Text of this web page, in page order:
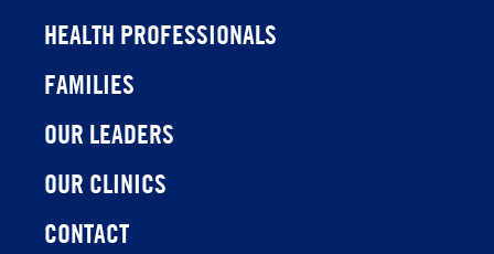
HEALTH PROFESSIONALS
FAMILIES
OUR LEADERS
OUR CLINICS
CONTACT